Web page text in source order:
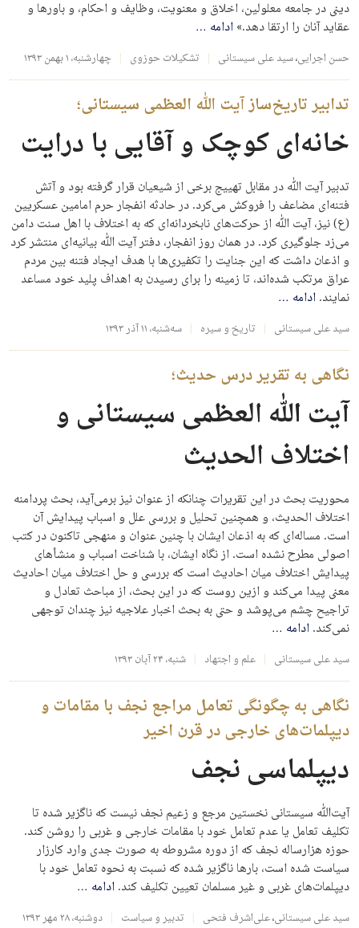
دینی در جامعه معلولین، اخلاق و معنویت، وظایف و احکام، و باورها و
عقاید آنان را ارتقا دهد.»ادامه …
حسن اجرایی،سید علی سیستانی تشکیلات حوزوی چهارشنبه، ۱ بهمن ۱۳۹۳
تدابیر تاریخ‌ساز آیت الله العظمی سیستانی؛
خانه‌ای کوچک و آقایی با درایت
تدبیر آیت الله در مقابل تهییج برخی از شیعیان قرار گرفته بود و آتش
فتنه‌ای مضاعف را فروکش می‌کرد. در حادثه انفجار حرم امامین عسکریین
(ع) نیز، آیت الله از حرکت‌های نابخردانه‌ای که به اختلاف با اهل سنت دامن
می‌زد جلوگیری کرد. در همان روز انفجار، دفتر آیت الله بیانیه‌ای منتشر کرد
و اذعان داشت که این جنایت را تکفیری‌ها با هدف ایجاد فتنه بین مردم
عراق مرتکب شده‌اند، تا زمینه را برای رسیدن به اهداف پلید خود مساعد
نمایند.ادامه …
سید علی سیستانی تاریخ و سیره سه‌شنبه، ۱۱ آذر ۱۳۹۳
نگاهی به تقریر درس حدیث؛
آیت‌ الله العظمی سیستانی و
اختلاف الحدیث
محوریت بحث در این تقریرات چنانکه از عنوان نیز برمی‌آید، بحث پردامنه
اختلاف الحدیث، و همچنین تحلیل و بررسی علل و اسباب پیدایش آن
است. مساله‌ای که به اذعان ایشان با چنین عنوان و منهجی تاکنون در کتب
اصولی مطرح نشده است. از نگاه ایشان، با شناخت اسباب و منشأهای
پیدایش اختلاف میان احادیث است که بررسی و حل اختلاف میان احادیث
معنی پیدا می‌کند و ازین روست که در این بحث، از مباحث تعادل و
تراجیح چشم می‌پوشد و حتی به بحث اخبار علاجیه نیز چندان توجهی
نمی‌کند.ادامه …
سید علی سیستانی علم و اجتهاد شنبه، ۲۴ آبان ۱۳۹۳
نگاهی به چگونگی تعامل مراجع نجف با مقامات و
دیپلمات‌های خارجی در قرن اخیر
دیپلماسی نجف
آیت‌الله سیستانی نخستین مرجع و زعیم نجف نیست که ناگزیر شده تا
تکلیف تعامل یا عدم تعامل خود با مقامات خارجی و غربی را روشن کند.
حوزه هزارساله نجف که از دوره مشروطه به صورت جدی وارد کارزار
سیاست شده است، بارها ناگزیر شده که نسبت به نحوه تعامل خود با
دیپلمات‌های غربی و غیر مسلمان تعیین تکلیف کند.ادامه …
سید علی سیستانی،علی‌اشرف فتحی تدبیر و سیاست دوشنبه، ۲۸ مهر ۱۳۹۳